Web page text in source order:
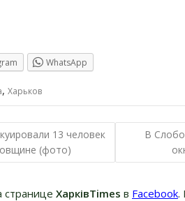
WhatsApp
, Харьков
13 человек
(фото)
В
странице ХарківTimes в Facebook.